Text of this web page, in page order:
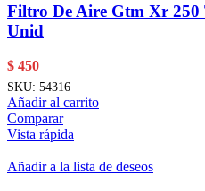
Filtro De Aire Gtm Xr 250
Unid
$ 450
SKU: 54316
Añadir al carrito
Comparar
Vista rápida
Añadir a la lista de deseos